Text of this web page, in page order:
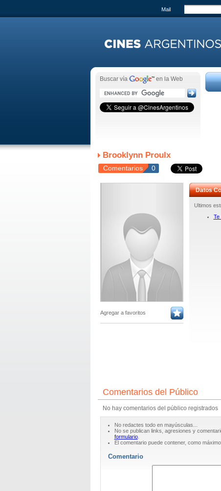
Mail
Buscar vía en la Web
Brooklynn Proulx
Comentarios 0
Agregar a favoritos
Datos
Ultimos
Te
Comentarios del Público
No hay comentarios del público registrados
No redactes todo en mayúsculas...
No se publican links, agresiones y
formulario.
El comentario puede contener, como
Comentario